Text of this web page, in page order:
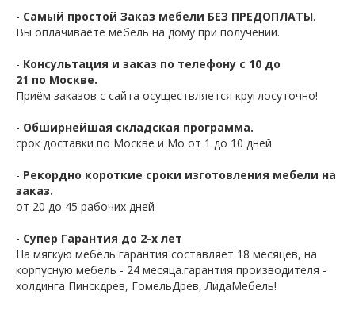
- Самый простой Заказ мебели БЕЗ ПРЕДОПЛАТЫ.
Вы оплачиваете мебель на дому при получении.
- Консультация и заказ по телефону с 10 до
21 по Москве.
Приём заказов с сайта осуществляется круглосуточно!
- Обширнейшая складская программа.
срок доставки по Москве и Мо от 1 до 10 дней
- Рекордно короткие сроки изготовления мебели на
заказ.
от 20 до 45 рабочих дней
- Супер Гарантия до 2-х лет
На мягкую мебель гарантия составляет 18 месяцев, на
корпусную мебель - 24 месяца.гарантия производителя -
холдинга Пинскдрев, ГомельДрев, ЛидаМебель!